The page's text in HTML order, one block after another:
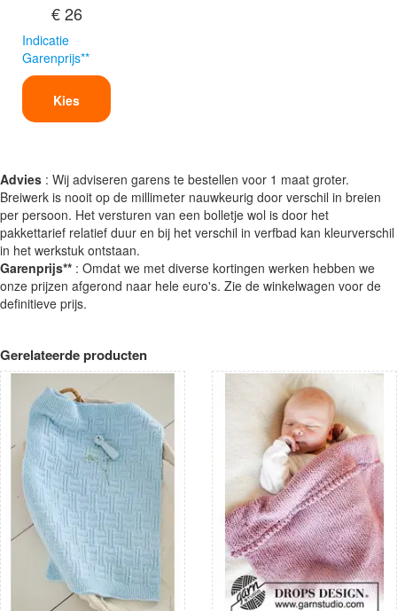
€ 26
Indicatie
Garenprijs**
Kies
Advies : Wij adviseren garens te bestellen voor 1 maat groter.
Breiwerk is nooit op de millimeter nauwkeurig door verschil in breien
per persoon. Het versturen van een bolletje wol is door het
pakkettarief relatief duur en bij het verschil in verfbad kan kleurverschil
in het werkstuk ontstaan.
Garenprijs** : Omdat we met diverse kortingen werken hebben we
onze prijzen afgerond naar hele euro's. Zie de winkelwagen voor de
definitieve prijs.
Gerelateerde producten